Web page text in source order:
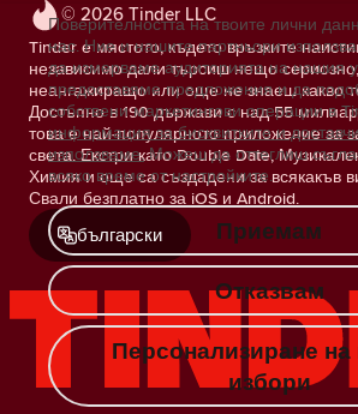
© 2026 Tinder LLC
Tinder е мястото, където връзките
независимо дали търсиш нещо
неангажиращо или още не знаеш какво
Достъпно в 190 държави с над 55
това е най-популярното приложение за
света. Екстри като Double Date,
Химия и още са създадени за всякакъв
Свали безплатно за iOS и Android.
български
Поверителността на твоите лични
нас. Ние и нашите партньори
да измерваме аудиторията на нашия
предоставяме предложения и да
собствени маркетингови операции в
информация за бисквитките и
използваме. Можеш да оттеглиш
всяко време от настройките.
Приемам
Отказвам
Персонализиране на
избори